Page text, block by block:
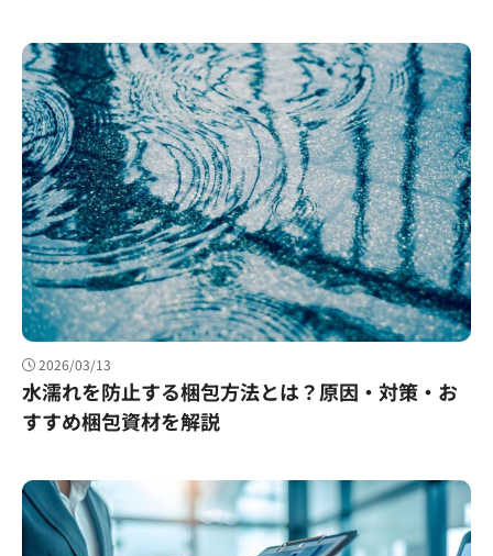
2026/03/13
水濡れを防止する梱包方法とは？原因・対策・お
すすめ梱包資材を解説